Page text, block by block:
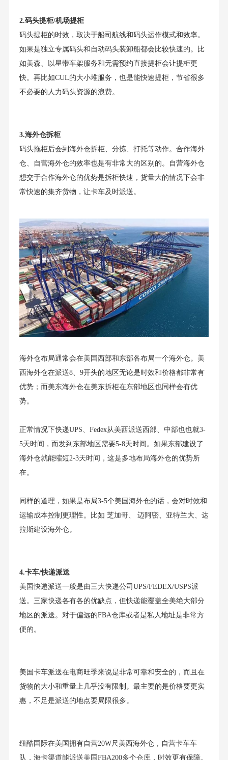
2.码头提柜/机场提柜
码头提柜的时效，取决于船司航线和码头运作模式和效率。
如果是独立专属码头和自动码头装卸船都会比较快速的。比
如美森、以星带车架服务和无需预约直接提柜会让提柜更
快。再比如CUL的大小堆服务，也是能快速提柜，节省很多
不必要的人力码头资源的浪费。
3.海外仓拆柜
码头拖柜后会到海外仓拆柜、分拣、打托等动作。合作海外
仓、自营海外仓的效率也是有非常大的区别的。自营海外仓
想交于合作海外仓的优势是拆柜快速，货量大的情况下会非
常快速的集齐货物，让卡车及时派送。
海外仓布局通常会在美国西部和东部各布局一个海外仓。美
西海外仓在派送8、9开头的地区无论是时效和价格都非常有
优势；而美东海外仓在美东拆柜在东部地区也同样会有优
势。
正常情况下快递UPS、Fedex从美西派送西部、中部也也就3-
5天时间，而发到东部地区需要5-8天时间。如果东部建设了
海外仓就能缩短2-3天时间，这是多地布局海外仓的优势所
在。
同样的道理，如果是布局3-5个美国海外仓的话，会对时效和
运输成本控制更理性。比如 芝加哥、 迈阿密、亚特兰大、达
拉斯建设海外仓。
4.卡车/快递派送
美国快递派送一般是由三大快递公司UPS/FEDEX/USPS派
送。三家快递各有各的优缺点，但快递能覆盖全美绝大部分
地区的派送。对于偏远的FBA仓库或者是私人地址是非常方
便的。
美国卡车派送在电商旺季来说是非常可靠和安全的，而且在
货物的大小和重量上几乎没有限制。最主要的是价格要更实
惠，不足是派送的地点要局限很多。
纽酷国际在美国拥有自营20W尺美西海外仓，自营卡车车
队，海卡渠道能派送美国FBA200多个仓库，时效更有保障。